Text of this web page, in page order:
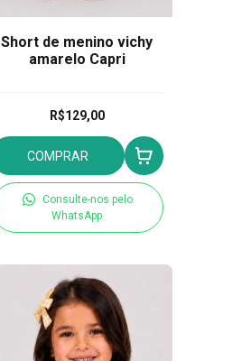
Short de menino vichy
amarelo Capri
R$129,00
COMPRAR
Consulte-nos pelo
WhatsApp